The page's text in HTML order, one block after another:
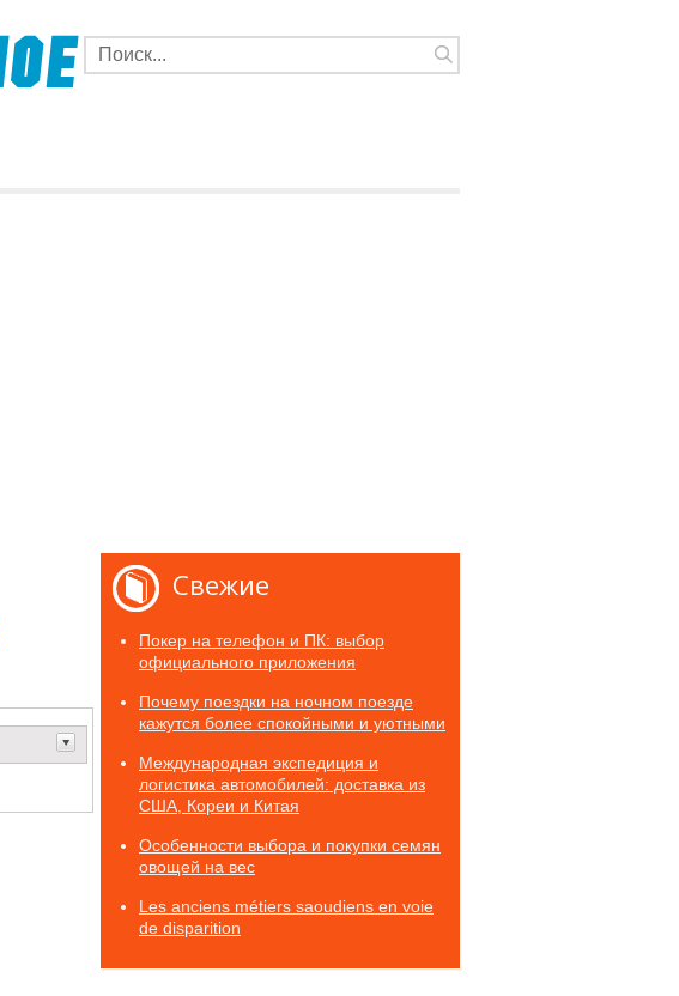
Свежие
Покер на телефон и ПК: выбор
официального приложения
Почему поездки на ночном поезде
кажутся более спокойными и уютными
Международная экспедиция и
логистика автомобилей: доставка из
США, Кореи и Китая
Особенности выбора и покупки семян
овощей на вес
Les anciens métiers saoudiens en voie
de disparition